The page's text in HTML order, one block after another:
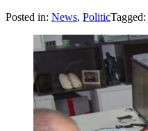
Posted in: News, PoliticTagged: